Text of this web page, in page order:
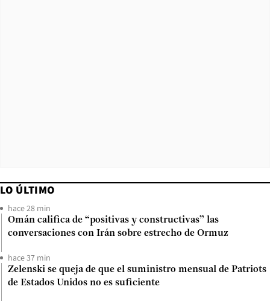
LO ÚLTIMO
hace 28 min
Omán califica de “positivas y constructivas” las
conversaciones con Irán sobre estrecho de Ormuz
hace 37 min
Zelenski se queja de que el suministro mensual de Patriots
de Estados Unidos no es suficiente